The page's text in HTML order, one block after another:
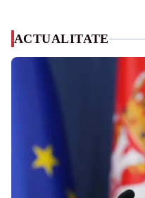
ACTUALITATE